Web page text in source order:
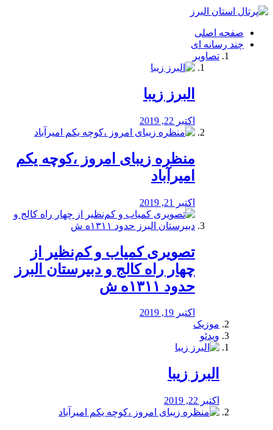
فصد
شرق
تهران
خشکشویی
صفحه اصلی
چند رسانه ای
تصاویر
البرز زیبا
اکتبر 22, 2019
منظره‌‌ زیبای امروز ،کوچه یکم
امیرآباد
اکتبر 21, 2019
️تصویری کمیاب و کم‌نظیر از
چهار راه كالج و دبيرستان البرز
حدود ۱۳۱۱ه ش
اکتبر 19, 2019
موزیک
ویدئو
البرز زیبا
اکتبر 22, 2019